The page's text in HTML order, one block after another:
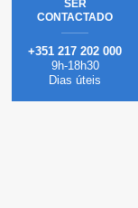
SER
CONTACTADO
+351 217 202 000
9h-18h30
Dias úteis